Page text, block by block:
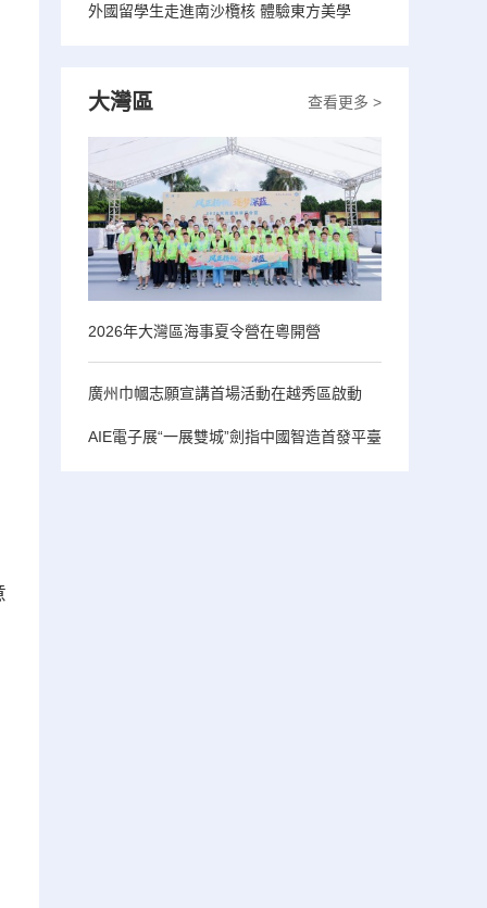
外國留學生走進南沙欖核 體驗東方美學
查看更多 >
大灣區
2026年大灣區海事夏令營在粵開營
廣州巾幗志願宣講首場活動在越秀區啟動
AIE電子展“一展雙城”劍指中國智造首發平臺